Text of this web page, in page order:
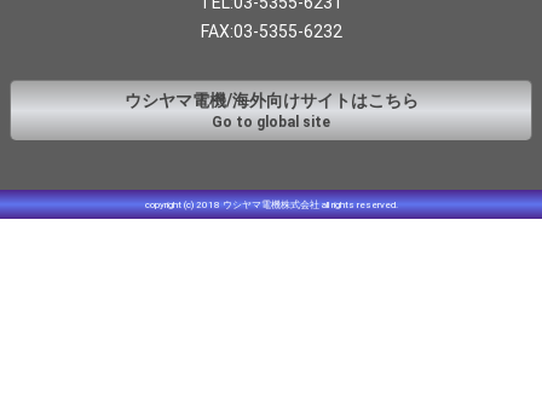
FAX:03-5355-6232
ウシヤマ電機/海外向けサイトはこちら
Go to global site
copyright (c) 2018 ウシヤマ電機株式会社 all rights reserved.